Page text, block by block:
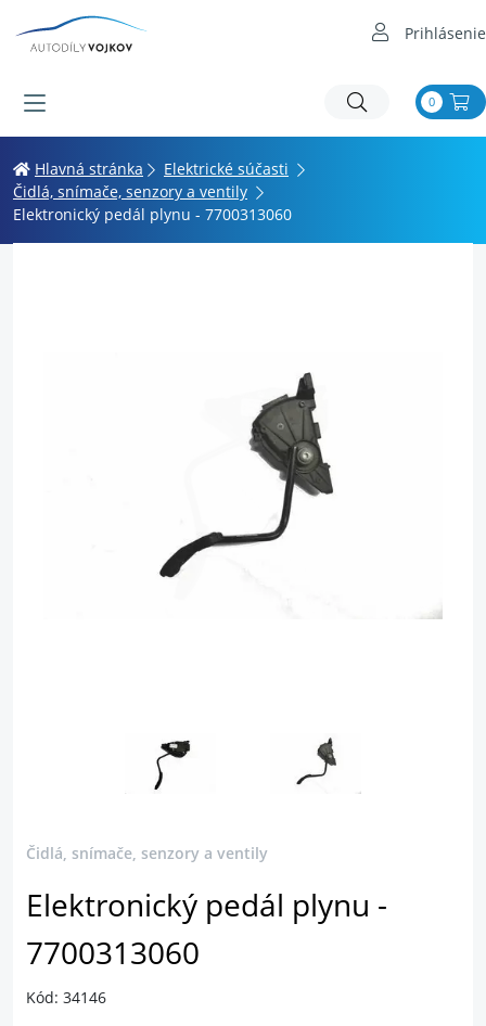
Prihlásenie
0
Hlavná stránka
Elektrické súčasti
Čidlá, snímače, senzory a ventily
Elektronický pedál plynu - 7700313060
Čidlá, snímače, senzory a ventily
Elektronický pedál plynu -
7700313060
Kód: 34146